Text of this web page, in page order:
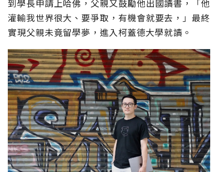
到學長申請上哈佛，父親又鼓勵他出國讀書，「他
灌輸我世界很大、要爭取，有機會就要去，」最終
實現父親未竟留學夢，進入柯蓋德大學就讀。